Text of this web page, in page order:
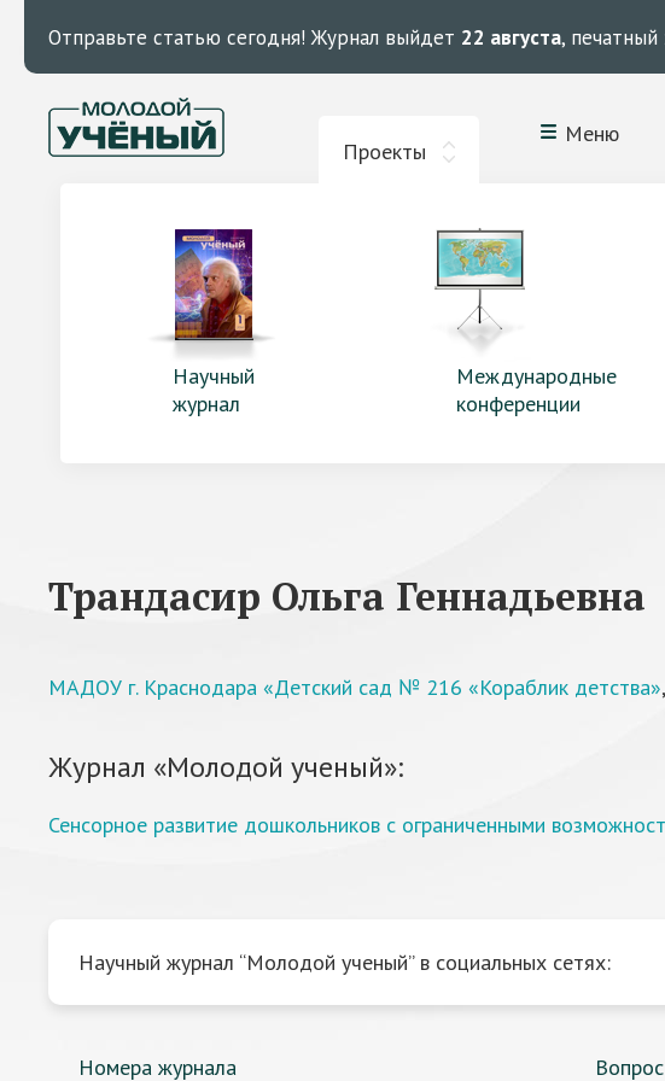
Отправьте статью сегодня! Журнал выйдет 22 августа,
Проекты
Меню
Научный
журнал
Международные
конференции
Трандасир Ольга Геннадьевна
МАДОУ г. Краснодара «Детский сад № 216 «Кораблик детства»,
Журнал «Молодой ученый»:
Сенсорное развитие дошкольников с ограниченными
Научный журнал “Молодой ученый” в социальных сетях:
Номера журнала